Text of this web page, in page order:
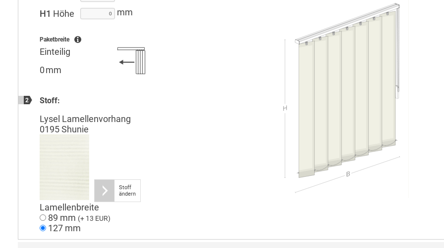
H1 Höhe mm
Paketbreite
0 mm
Einteilig
2 Stoff:
Lysel Lamellenvorhang
0195 Shunie
Stoff
ändern
Lamellenbreite
89 mm (+ 13 EUR)
127 mm